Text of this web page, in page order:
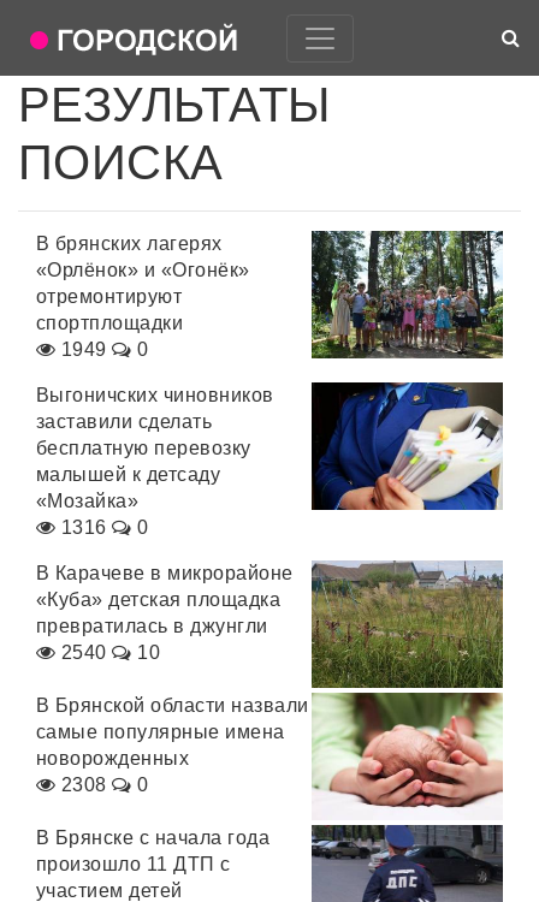
РЕЗУЛЬТАТЫ
ПОИСКА
В брянских лагерях
«Орлёнок» и «Огонёк»
отремонтируют
спортплощадки
1949
0
Выгоничских чиновников
заставили сделать
бесплатную перевозку
малышей к детсаду
«Мозайка»
1316
0
В Карачеве в микрорайоне
«Куба» детская площадка
превратилась в джунгли
2540
10
В Брянской области назвали
самые популярные имена
новорожденных
2308
0
В Брянске с начала года
произошло 11 ДТП с
участием детей